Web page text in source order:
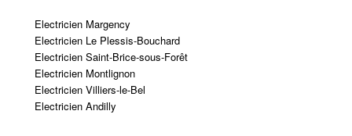
Electricien Margency
Electricien Le Plessis-Bouchard
Electricien Saint-Brice-sous-Forêt
Electricien Montlignon
Electricien Villiers-le-Bel
Electricien Andilly